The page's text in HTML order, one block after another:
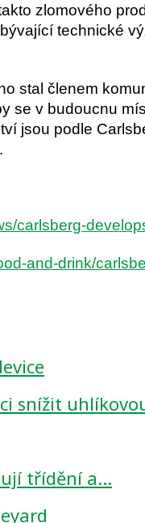
zlomového
technické
stal členem
se v budoucnu
jsou podle
carlsberg-
and-drink/
snížit
třídění a…